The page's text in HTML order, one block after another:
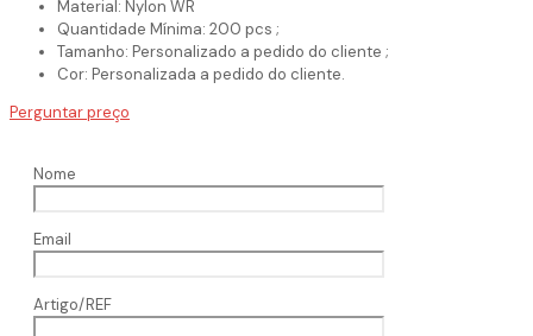
Material: Nylon WR
Quantidade Mínima: 200 pcs ;
Tamanho: Personalizado a pedido do cliente ;
Cor: Personalizada a pedido do cliente.
Perguntar preço
Nome
Email
Artigo/REF